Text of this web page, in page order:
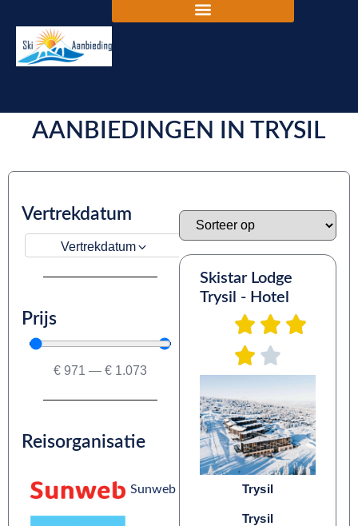
AANBIEDINGEN IN TRYSIL
Vertrekdatum
Vertrekdatum
Prijs
€ 971 — € 1.073
Reisorganisatie
Sunweb
Skistar Lodge
Trysil - Hotel
Trysil
Trysil